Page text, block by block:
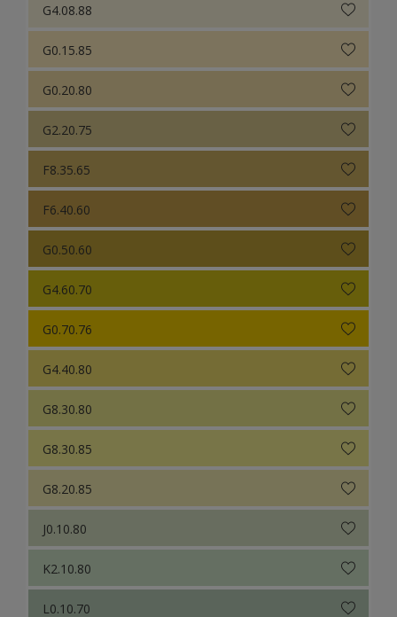
G4.08.88
G0.15.85
G0.20.80
G2.20.75
F8.35.65
F6.40.60
G0.50.60
G4.60.70
G0.70.76
G4.40.80
G8.30.80
G8.30.85
G8.20.85
J0.10.80
K2.10.80
L0.10.70